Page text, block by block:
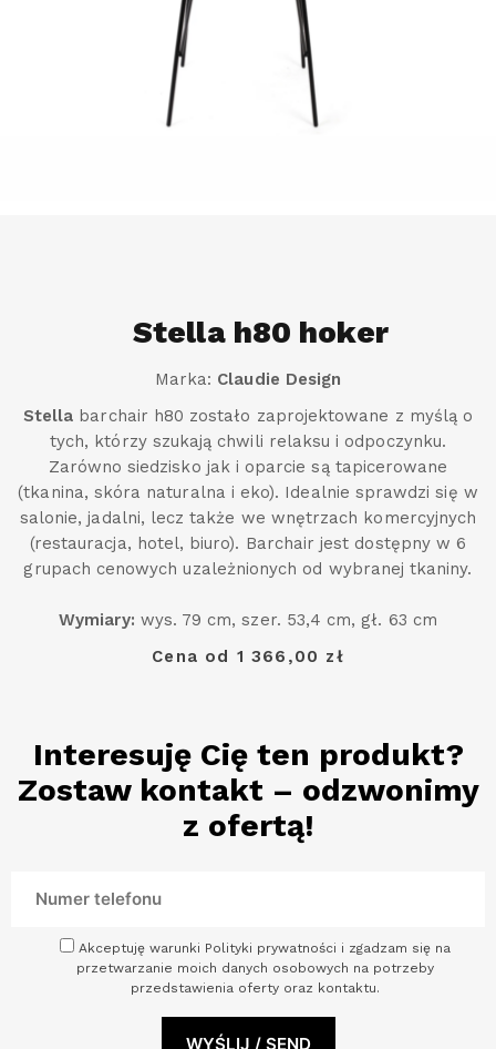
Stella h80 hoker
Marka: Claudie Design
Stella barchair h80 zostało zaprojektowane z myślą o
tych, którzy szukają chwili relaksu i odpoczynku.
Zarówno siedzisko jak i oparcie są tapicerowane
(tkanina, skóra naturalna i eko). Idealnie sprawdzi się w
salonie, jadalni, lecz także we wnętrzach komercyjnych
(restauracja, hotel, biuro). Barchair jest dostępny w 6
grupach cenowych uzależnionych od wybranej tkaniny.
Wymiary: wys. 79 cm, szer. 53,4 cm, gł. 63 cm
Cena od 1 366,00 zł
Interesuję Cię ten produkt?
Zostaw kontakt – odzwonimy
z ofertą!
Akceptuję warunki Polityki prywatności i zgadzam się na
przetwarzanie moich danych osobowych na potrzeby
przedstawienia oferty oraz kontaktu.